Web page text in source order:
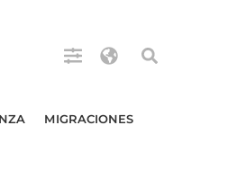
MIGRACIONES